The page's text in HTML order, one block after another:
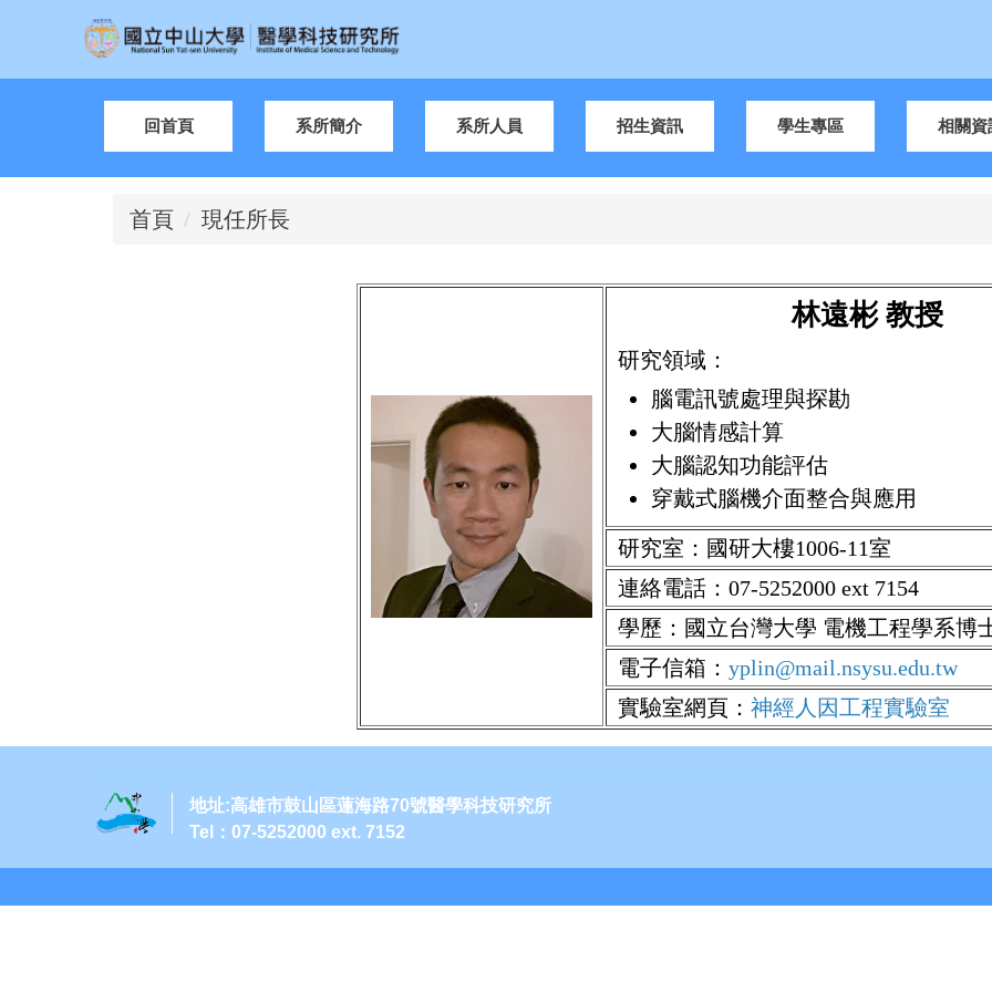
回首頁 系所簡介 系所人員 招生資訊 學生專區 相關資
首頁 現任所長
林遠彬 教授
研究領域：
腦電訊號處理與探勘
大腦情感計算
大腦認知功能評估
穿戴式腦機介面整合與應用
研究室：國研大樓1006-11室
連絡電話：07-5252000 ext 7154
學歷：國立台灣大學 電機工程學系博
電子信箱： yplin@mail.nsysu.edu.tw
實驗室網頁： 神經人因工程實驗室
地址:高雄市鼓山區蓮海路70號醫學科技研究所
Tel：07-5252000 ext. 7152